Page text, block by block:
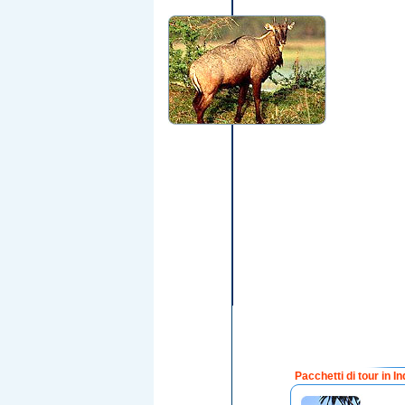
Pacchetti di tour in